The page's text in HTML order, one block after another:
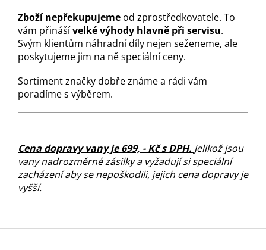
Zboží nepřekupujeme od zprostředkovatele. To
vám přinášívelké výhody hlavně při servisu.
Svým klientům náhradní díly nejen seženeme, ale
poskytujeme jim na ně speciální ceny.
Sortiment značky dobře známe a rádi vám
poradíme s výběrem.
Cena dopravy vany je 699, - Kč s DPH. Jelikož jsou
vany nadrozměrné zásilky a vyžadují si speciální
zacházení aby se nepoškodili, jejich cena dopravy je
vyšší.
Z